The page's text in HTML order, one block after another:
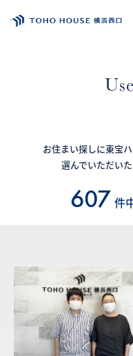
サービス
お客様の声
お知らせ
採用情報
お住まい探しに東宝
選んでいただい
607 件